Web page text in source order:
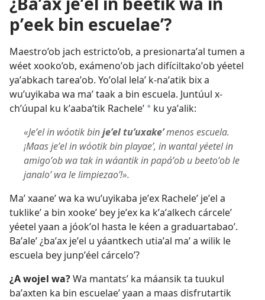
pʼeek bin escuelaeʼ?
Maestro’ob jach estricto’ob, a presionartaʼal tumen a
wéet xooko’ob, exámenoʼob jach difíciltakoʼob yéetel
yaʼabkach tareaʼob. Yoʼolal lelaʼ k-naʼatik bix a
wuʼuyikaba wa maʼ taak a bin escuela. Juntúul x-
chʼúupal ku kʼaabaʼtik Racheleʼ a ku yaʼalik:
«Jeʼel in wóotik binjeʼel tuʼuxakeʼmenos escuela.
¡Maas jeʼel in wóotik bin playaeʼ, in wantal yéetel in
amigoʼob wa tak in wáantik in papáʼob u beetoʼob le
janaloʼ wa le limpiezaoʼ!».
Maʼ xaaneʼ wa ka wuʼuyikaba jeʼex Racheleʼ jeʼel a
tuklikeʼ a bin xookeʼ bey jeʼex ka kʼaʼalkech cárceleʼ
yéetel yaan a jóokʼol hasta le kéen a graduartabao’.
Baʼaleʼ ¿baʼax jeʼel u yáantkech utiaʼal maʼ a wilik le
escuela bey junpʼéel cárceloʼ?
¿A wojel wa?Wa mantatsʼ ka máansik ta tuukul
baʼaxten ka bin escuelaeʼ yaan a maas disfrutartik